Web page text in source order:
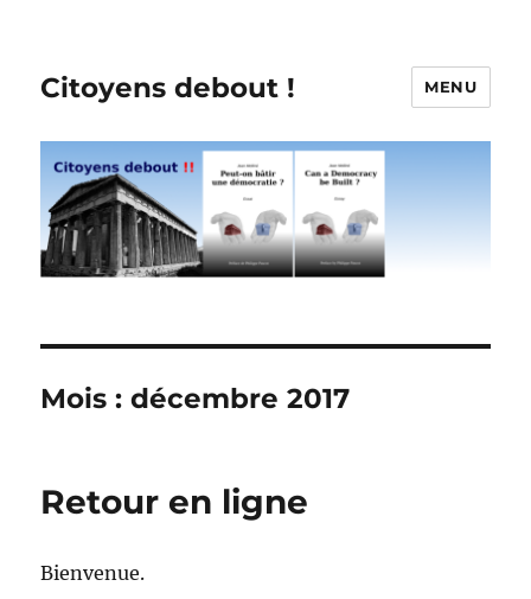
Citoyens debout ! MENU
Mois :décembre 2017
Retour en ligne
Bienvenue.